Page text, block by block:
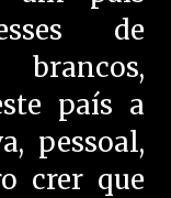
de
brancos,
país a
pessoal,
crer que